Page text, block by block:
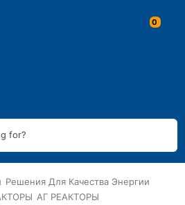
for?
Решения Для Качества Энергии
АГ РЕАКТОРЫ